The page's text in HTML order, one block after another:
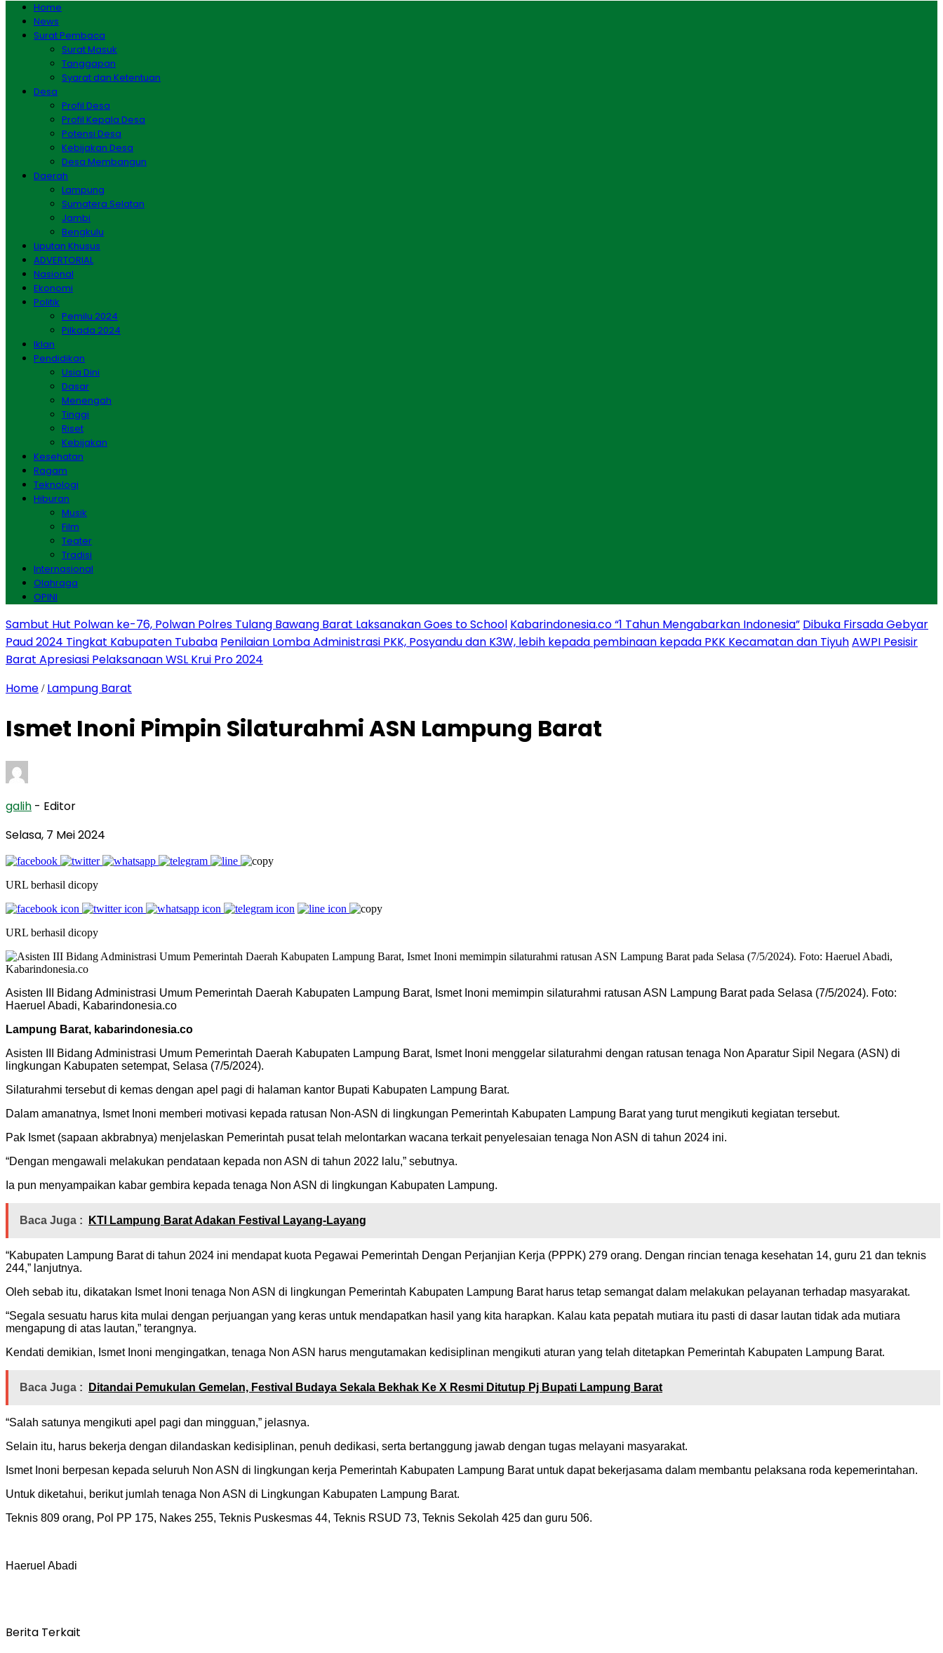
Home
News
Surat Pembaca
Surat Masuk
Tanggapan
Syarat dan Ketentuan
Desa
Profil Desa
Profil Kepala Desa
Potensi Desa
Kebijakan Desa
Desa Membangun
Daerah
Lampung
Sumatera Selatan
Jambi
Bengkulu
Liputan Khusus
ADVERTORIAL
Nasional
Ekonomi
Politik
Pemilu 2024
Pilkada 2024
Iklan
Pendidikan
Usia Dini
Dasar
Menengah
Tinggi
Riset
Kebijakan
Kesehatan
Ragam
Teknologi
Hiburan
Musik
Film
Teater
Tradisi
Internasional
Olahraga
OPINI
Sambut Hut Polwan ke-76, Polwan Polres Tulang Bawang Barat Laksanakan Goes to School Kabarindonesia.co “1 Tahun Mengabarkan Indonesia” Dibuka Firsada Gebyar
Paud 2024 Tingkat Kabupaten Tubaba Penilaian Lomba Administrasi PKK, Posyandu dan K3W, lebih kepada pembinaan kepada PKK Kecamatan dan TiyuhAWPI Pesisir
Barat Apresiasi Pelaksanaan WSL Krui Pro 2024
Home / Lampung Barat
Ismet Inoni Pimpin Silaturahmi ASN Lampung Barat
galih - Editor
Selasa, 7 Mei 2024
URL berhasil dicopy
URL berhasil dicopy
Asisten III Bidang Administrasi Umum Pemerintah Daerah Kabupaten Lampung Barat, Ismet Inoni memimpin silaturahmi ratusan ASN Lampung Barat pada Selasa (7/5/2024). Foto:
Haeruel Abadi, Kabarindonesia.co
Lampung Barat, kabarindonesia.co
Asisten III Bidang Administrasi Umum Pemerintah Daerah Kabupaten Lampung Barat, Ismet Inoni menggelar silaturahmi dengan ratusan tenaga Non Aparatur Sipil Negara (ASN) di
lingkungan Kabupaten setempat, Selasa (7/5/2024).
Silaturahmi tersebut di kemas dengan apel pagi di halaman kantor Bupati Kabupaten Lampung Barat.
Dalam amanatnya, Ismet Inoni memberi motivasi kepada ratusan Non-ASN di lingkungan Pemerintah Kabupaten Lampung Barat yang turut mengikuti kegiatan tersebut.
Pak Ismet (sapaan akbrabnya) menjelaskan Pemerintah pusat telah melontarkan wacana terkait penyelesaian tenaga Non ASN di tahun 2024 ini.
“Dengan mengawali melakukan pendataan kepada non ASN di tahun 2022 lalu,” sebutnya.
Ia pun menyampaikan kabar gembira kepada tenaga Non ASN di lingkungan Kabupaten Lampung.
Baca Juga : KTI Lampung Barat Adakan Festival Layang-Layang
“Kabupaten Lampung Barat di tahun 2024 ini mendapat kuota Pegawai Pemerintah Dengan Perjanjian Kerja (PPPK) 279 orang. Dengan rincian tenaga kesehatan 14, guru 21 dan teknis
244,” lanjutnya.
Oleh sebab itu, dikatakan Ismet Inoni tenaga Non ASN di lingkungan Pemerintah Kabupaten Lampung Barat harus tetap semangat dalam melakukan pelayanan terhadap masyarakat.
“Segala sesuatu harus kita mulai dengan perjuangan yang keras untuk mendapatkan hasil yang kita harapkan. Kalau kata pepatah mutiara itu pasti di dasar lautan tidak ada mutiara
mengapung di atas lautan,” terangnya.
Kendati demikian, Ismet Inoni mengingatkan, tenaga Non ASN harus mengutamakan kedisiplinan mengikuti aturan yang telah ditetapkan Pemerintah Kabupaten Lampung Barat.
Baca Juga : Ditandai Pemukulan Gemelan, Festival Budaya Sekala Bekhak Ke X Resmi Ditutup Pj Bupati Lampung Barat
“Salah satunya mengikuti apel pagi dan mingguan,” jelasnya.
Selain itu, harus bekerja dengan dilandaskan kedisiplinan, penuh dedikasi, serta bertanggung jawab dengan tugas melayani masyarakat.
Ismet Inoni berpesan kepada seluruh Non ASN di lingkungan kerja Pemerintah Kabupaten Lampung Barat untuk dapat bekerjasama dalam membantu pelaksana roda kepemerintahan.
Untuk diketahui, berikut jumlah tenaga Non ASN di Lingkungan Kabupaten Lampung Barat.
Teknis 809 orang, Pol PP 175, Nakes 255, Teknis Puskesmas 44, Teknis RSUD 73, Teknis Sekolah 425 dan guru 506.
Haeruel Abadi
Berita Terkait